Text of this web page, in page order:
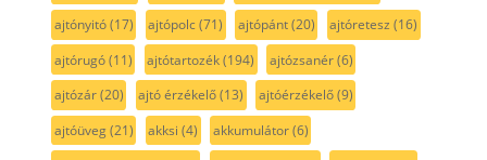
ajtónyitó(17) ajtópolc(71) ajtópánt(20) ajtóretesz (16)
ajtórugó(11) ajtótartozék(194) ajtózsanér(6)
ajtózár(20) ajtó érzékelő(13) ajtóérzékelő(9)
ajtóüveg(21) akksi (4) akkumulátor(6)